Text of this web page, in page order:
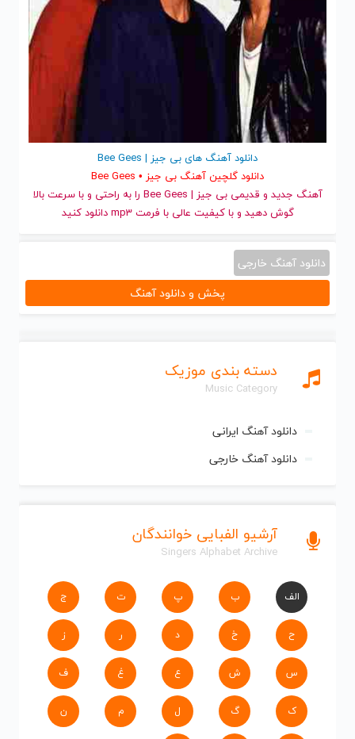
دسته بندی موزیک
Music Category
دانلود آهنگ ایرانی
دانلود آهنگ خارجی
آرشیو الفبایی خوانندگان
Singers Alphabet Archive
الف ب پ ت ج
ح خ د ر ز
س ش ع غ ف
ک گ ل م ن
دانلود آهنگ های بی جیز | Bee Gees
دانلود گلچین آهنگ بی جیز • Bee Gees
آهنگ جدید
و قدیمی بی جیز | Bee Gees را به راحتی و با سرعت بالا
گوش دهید و با کیفیت عالی با فرمت mp3 دانلود کنید
دانلود آهنگ خارجی
پخش و دانلود آهنگ